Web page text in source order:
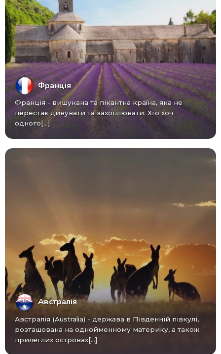
Франція
Франція - вишукана та пікантна країна, яка не
перестає дивувати та захоплювати. Хто хоч
одного[...]
Австралія
Австралія (Australia) - ​​держава в Південній півкулі,
розташована на однойменному материку, а також
прилеглих островах[...]